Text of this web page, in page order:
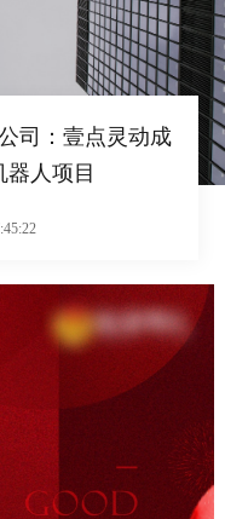
司：壹点灵动成
人项目